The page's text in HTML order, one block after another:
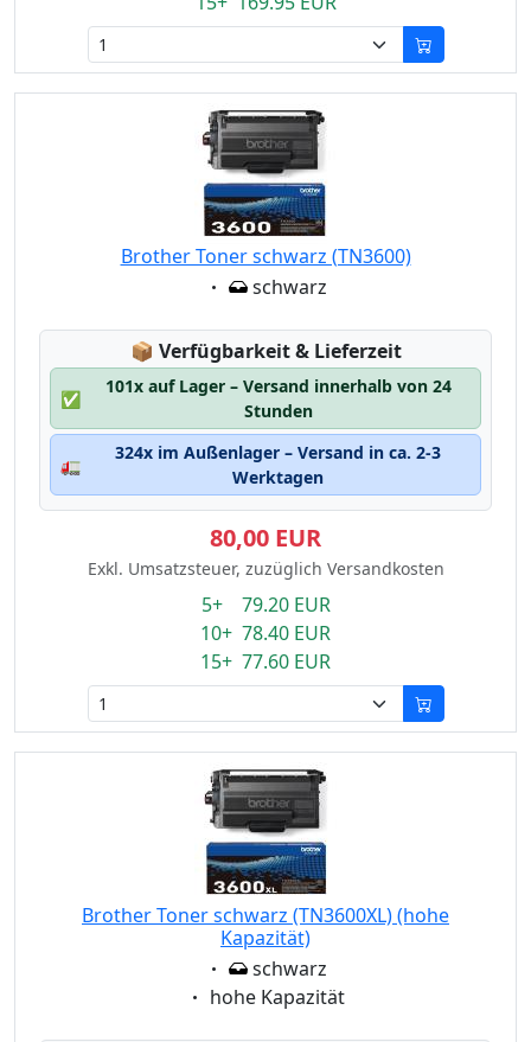
Brother Toner schwarz (TN3600)
Eigenschaft:
schwarz
📦 Lagerstatus:
Verfügbarkeit & Lieferzeit
✅
101x auf Lager – Versand innerhalb von 24
Stunden
🚛
324x im Außenlager – Versand in ca. 2-3
Werktagen
80,00 EUR
Exkl. Umsatzsteuer, zuzüglich Versandkosten
5+ 79.20 EUR
10+ 78.40 EUR
15+ 77.60 EUR
Brother Toner schwarz (TN3600XL) (hohe
Kapazität)
Eigenschaft:
schwarz
Eigenschaft:
hohe Kapazität